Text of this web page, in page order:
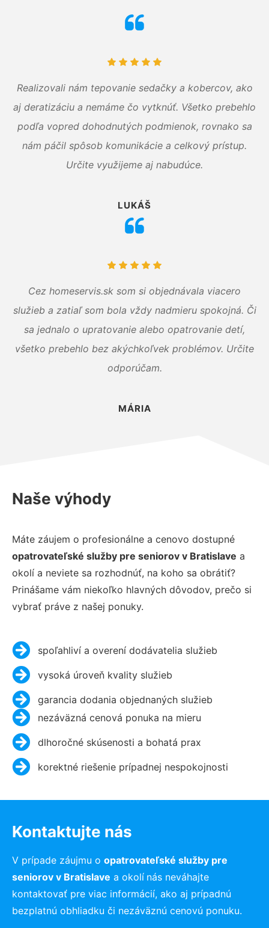
Realizovali nám tepovanie sedačky a kobercov, ako
aj deratizáciu a nemáme čo vytknúť. Všetko prebehlo
podľa vopred dohodnutých podmienok, rovnako sa
nám páčil spôsob komunikácie a celkový prístup.
Určite využijeme aj nabudúce.
LUKÁŠ
Cez homeservis.sk som si objednávala viacero
služieb a zatiaľ som bola vždy nadmieru spokojná. Či
sa jednalo o upratovanie alebo opatrovanie detí,
všetko prebehlo bez akýchkoľvek problémov. Určite
odporúčam.
MÁRIA
Naše výhody
Máte záujem o profesionálne a cenovo dostupné
opatrovateľské služby pre seniorov v Bratislave a
okolí a neviete sa rozhodnúť, na koho sa obrátiť?
Prinášame vám niekoľko hlavných dôvodov, prečo si
vybrať práve z našej ponuky.
spoľahliví a overení dodávatelia služieb
vysoká úroveň kvality služieb
garancia dodania objednaných služieb
nezáväzná cenová ponuka na mieru
dlhoročné skúsenosti a bohatá prax
korektné riešenie prípadnej nespokojnosti
Kontaktujte nás
V prípade záujmu o opatrovateľské služby pre
seniorov v Bratislave a okolí nás neváhajte
kontaktovať pre viac informácií, ako aj prípadnú
bezplatnú obhliadku či nezáväznú cenovú ponuku.